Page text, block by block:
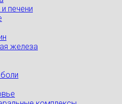
печени
железа